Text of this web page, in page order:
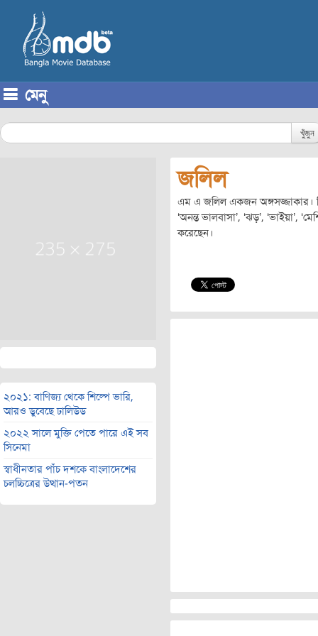
মেনু
খুঁজুন
২০২১: বাণিজ্য থেকে শিল্পে ভারি,
আরও ডুবেছে ঢালিউড
২০২২ সালে মুক্তি পেতে পারে এই সব
সিনেমা
স্বাধীনতার পাঁচ দশকে বাংলাদেশের
চলচ্চিত্রের উত্থান-পতন
জলিল
এম এ জলিল একজন অঙ্গসজ্জাকার।
‘অনন্ত ভালবাসা’, ‘ঝড়’, ‘ভাইয়া’,
করেছেন।